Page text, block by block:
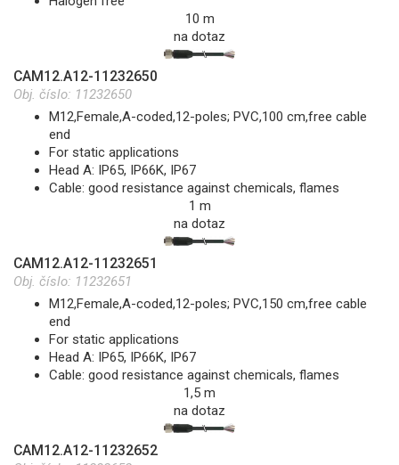
10 m
na dotaz
CAM12.A12-11232650
Obj. číslo: 11232650
M12,Female,A-coded,12-poles; PVC,100 cm,free cable
end
For static applications
Head A: IP65, IP66K, IP67
Cable: good resistance against chemicals, flames
1 m
na dotaz
CAM12.A12-11232651
Obj. číslo: 11232651
M12,Female,A-coded,12-poles; PVC,150 cm,free cable
end
For static applications
Head A: IP65, IP66K, IP67
Cable: good resistance against chemicals, flames
1,5 m
na dotaz
CAM12.A12-11232652